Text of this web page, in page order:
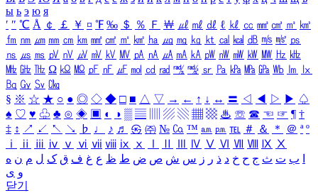
ы ь э ю я
′ ″ ℃ Å ￠ ￡ ￥ ¤ ℉ ‰ ＄ ％ Ｆ ￦ ㎕ ㎖ ㎗ ℓ ㎘ ㏄ ㎣ ㎤ ㎥ ㎦
㎙ ㎚ ㎛ ㎜ ㎝ ㎞ ㎟ ㎠ ㎡ ㎢ ㏊ ㎍ ㎎ ㎏ ㏏ ㎈ ㎉ ㏈ ㎧ ㎨ ㎰
㎱ ㎲ ㎳ ㎴ ㎵ ㎶ ㎷ ㎸ ㎹ ㎀ ㎁ ㎂ ㎃ ㎄ ㎺ ㎻ ㎽ ㎾ ㎿ ㎐ ㎑
㎒ ㎓ ㎔ Ω ㏀ ㏁ ㎊ ㎋ ㎌ ㏖ ㏅ ㎭ ㎮ ㎯ ㏛ ㎩ ㎪ ㎫ ㎬ ㏝ ㏐
㏓
㏃ ㏉ ㏜ ㏆
§ ※ ☆ ★ ○ ● ◎ ◇ ◆ □ ■ △ ▽ → ← ↑ ↓ ↔ 〓 ◁ ◀ ▷ ▶ ♤
♠ ♡ ♥ ♧ ♣ ⊙ ◈ ▣ ◐ ◑ ▒ ▤ ▨ ▧ ▦ ▩ ♨ ☏ ☎ ☜ ☞ ¶ †
‡ ↕ ↗ ↙ ↖ ↘ ♭ ♩ ♪ ♬ ㉿ ㈜ № ㏇ ™ ㏂ ㏘ ℡ ＃ ＆ ＊ ＠ ª º
ⅰ
ⅱ ⅲ ⅳ ⅴ ⅵ ⅶ ⅷ ⅸ ⅹ Ⅳ Ⅴ Ⅵ Ⅶ Ⅷ Ⅸ Ⅹ
ب ت ث ج ح خ د ذ ر ز س ش ص ض ط ظ ع غ ف ق ک ل م ن ه
و ی
닫기